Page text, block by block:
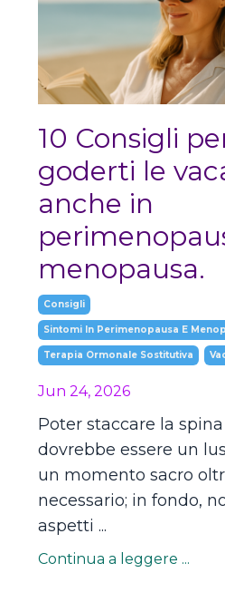
10 Consigli
goderti le
anche in
menopausa.
Consigli
Sintomi In Perimenopausa E
Terapia Ormonale Sostitutiva
Jun 24, 2026
Poter staccare la
dovrebbe essere un
un momento sacro
necessario; in fondo,
aspetti ...
Continua a leggere ...